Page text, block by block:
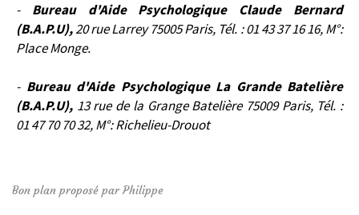
- Bureau d'Aide Psychologique Claude Bernard
(B.A.P.U),20 rue Larrey 75005 Paris, Tél. : 01 43 37 16 16, M°:
Place Monge.
- Bureau d'Aide Psychologique La Grande Batelière
(B.A.P.U), 13 rue de la Grange Batelière 75009 Paris, Tél. :
01 47 70 70 32, M°: Richelieu-Drouot
Bon plan proposé par Philippe